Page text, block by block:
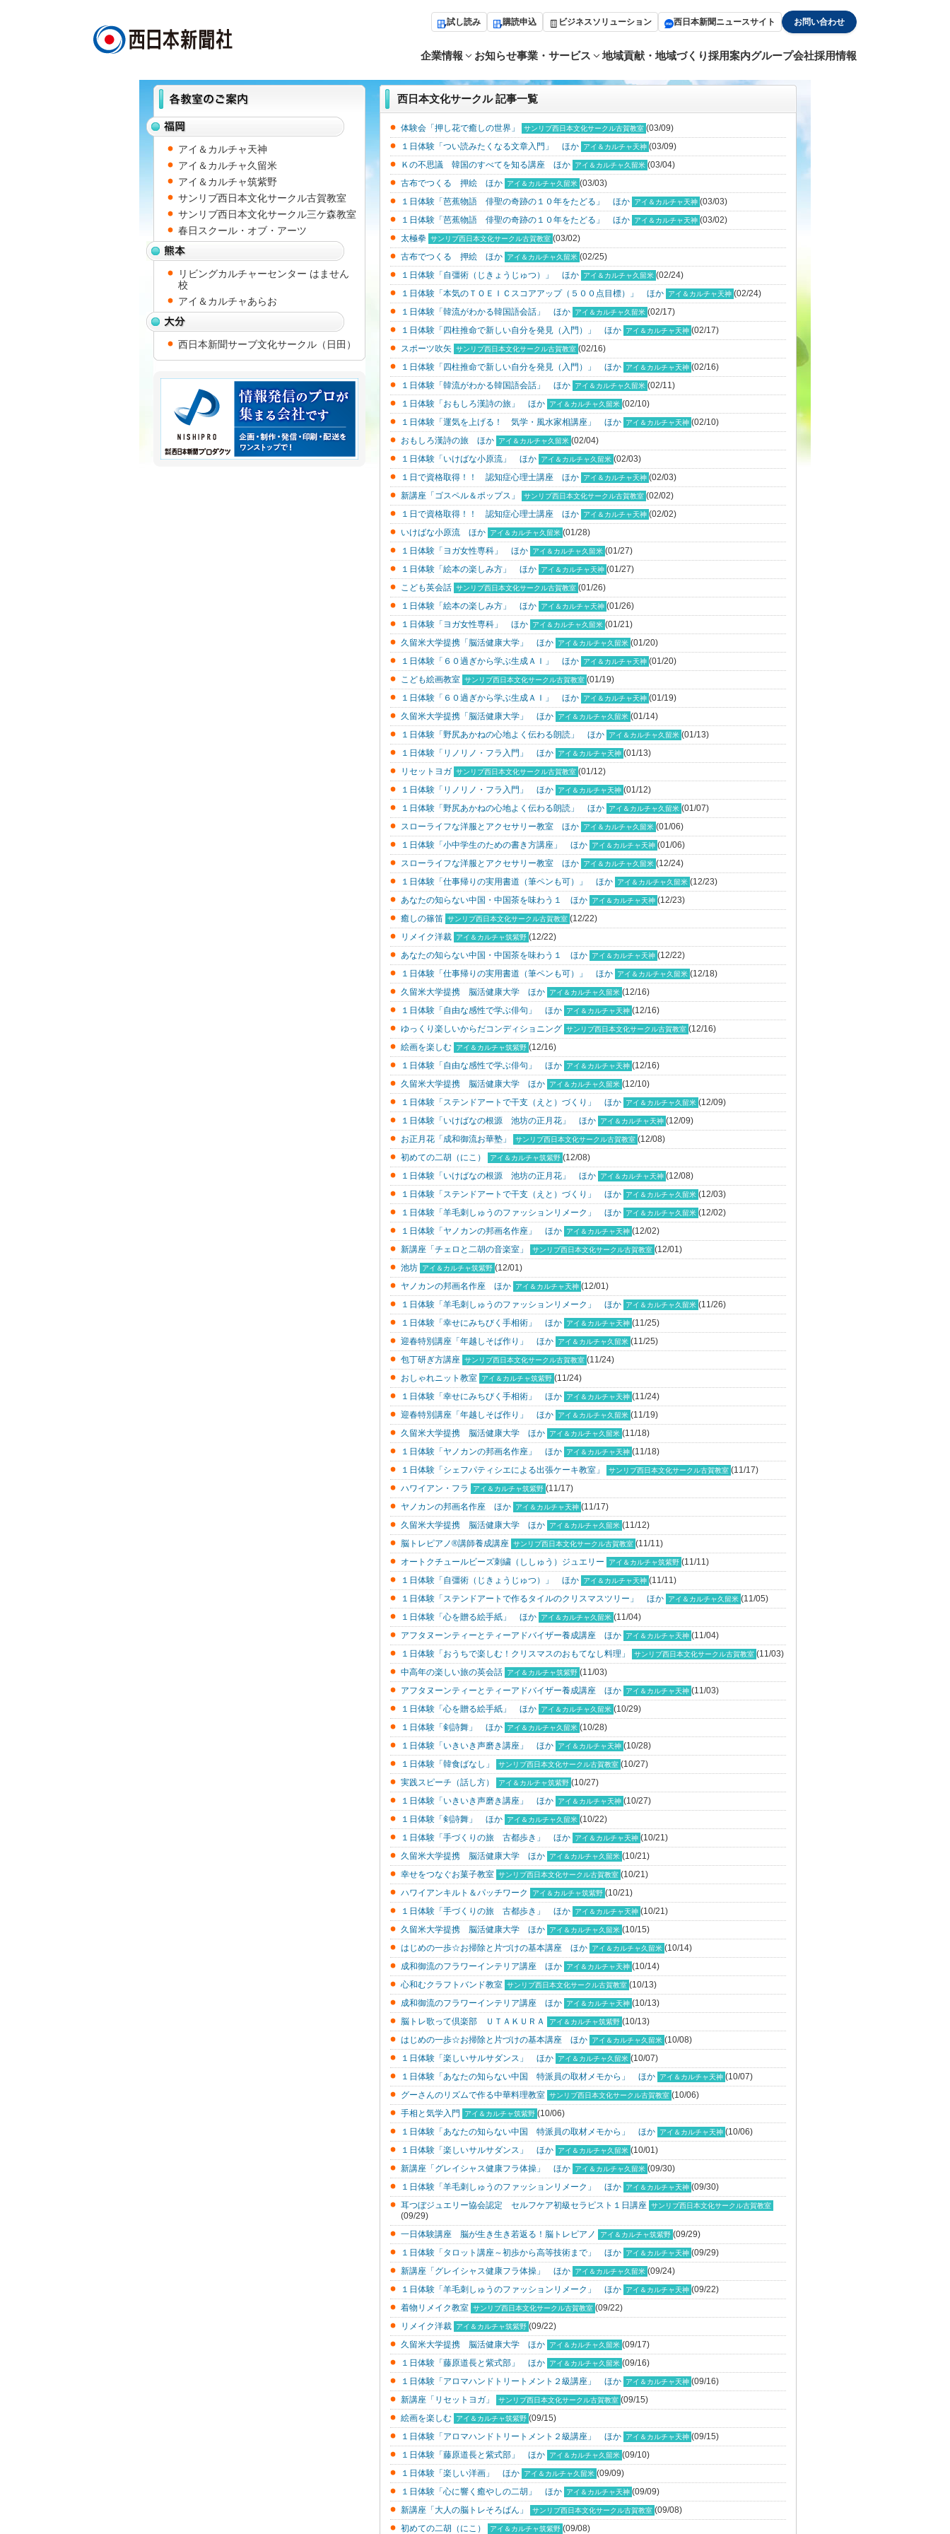
試し読み 購読申込 ビジネスソリューション 西日本新聞ニュースサイト お問い合わせ
企業情報 お知らせ事業・サービス 地域貢献・地域づくり採用案内グループ会社採用情報
西日本文化サークル 記事一覧
体験会「押し花で癒しの世界」 サンリブ西日本文化サークル古賀教室 (03/09)
１日体験「つい読みたくなる文章入門」 ほか
アイ＆カルチャ天神 (03/09)
Ｋの不思議 韓国のすべてを知る講座 ほか
アイ＆カルチャ久留米 (03/04)
古布でつくる 押絵 ほか
アイ＆カルチャ久留米 (03/03)
１日体験「芭蕉物語 俳聖の奇跡の１０年をたどる」 ほか
アイ＆カルチャ天神 (03/03)
１日体験「芭蕉物語 俳聖の奇跡の１０年をたどる」 ほか
アイ＆カルチャ天神 (03/02)
太極拳 サンリブ西日本文化サークル古賀教室 (03/02)
古布でつくる 押絵 ほか
アイ＆カルチャ久留米 (02/25)
１日体験「自彊術（じきょうじゅつ）」 ほか
アイ＆カルチャ久留米 (02/24)
１日体験「本気のＴＯＥＩＣスコアアップ（５００点目標）」 ほか
アイ＆カルチャ天神 (02/24)
１日体験「韓流がわかる韓国語会話」 ほか
アイ＆カルチャ久留米 (02/17)
１日体験「四柱推命で新しい自分を発見（入門）」 ほか
アイ＆カルチャ天神 (02/17)
スポーツ吹矢
サンリブ西日本文化サークル古賀教室 (02/16)
１日体験「四柱推命で新しい自分を発見（入門）」 ほか
アイ＆カルチャ天神 (02/16)
１日体験「韓流がわかる韓国語会話」 ほか
アイ＆カルチャ久留米 (02/11)
１日体験「おもしろ漢詩の旅」 ほか
アイ＆カルチャ久留米 (02/10)
１日体験「運気を上げる！ 気学・風水家相講座」 ほか
アイ＆カルチャ天神 (02/10)
おもしろ漢詩の旅 ほか
アイ＆カルチャ久留米 (02/04)
１日体験「いけばな小原流」 ほか
アイ＆カルチャ久留米 (02/03)
１日で資格取得！！ 認知症心理士講座 ほか
アイ＆カルチャ天神 (02/03)
新講座「ゴスペル＆ポップス」
サンリブ西日本文化サークル古賀教室 (02/02)
１日で資格取得！！ 認知症心理士講座 ほか
アイ＆カルチャ天神 (02/02)
いけばな小原流 ほか
アイ＆カルチャ久留米 (01/28)
１日体験「ヨガ女性専科」 ほか
アイ＆カルチャ久留米 (01/27)
１日体験「絵本の楽しみ方」 ほか
アイ＆カルチャ天神 (01/27)
こども英会話 サンリブ西日本文化サークル古賀教室 (01/26)
１日体験「絵本の楽しみ方」 ほか
アイ＆カルチャ天神 (01/26)
１日体験「ヨガ女性専科」 ほか
アイ＆カルチャ久留米 (01/21)
久留米大学提携「脳活健康大学」 ほか
アイ＆カルチャ久留米 (01/20)
１日体験「６０過ぎから学ぶ生成ＡＩ」 ほか
アイ＆カルチャ天神 (01/20)
こども絵画教室 サンリブ西日本文化サークル古賀教室 (01/19)
１日体験「６０過ぎから学ぶ生成ＡＩ」 ほか
アイ＆カルチャ天神 (01/19)
久留米大学提携「脳活健康大学」 ほか
アイ＆カルチャ久留米 (01/14)
１日体験「野尻あかねの心地よく伝わる朗読」 ほか
アイ＆カルチャ久留米 (01/13)
１日体験「リノリノ・フラ入門」 ほか
アイ＆カルチャ天神 (01/13)
リセットヨガ サンリブ西日本文化サークル古賀教室 (01/12)
１日体験「リノリノ・フラ入門」 ほか
アイ＆カルチャ天神 (01/12)
１日体験「野尻あかねの心地よく伝わる朗読」 ほか
アイ＆カルチャ久留米 (01/07)
スローライフな洋服とアクセサリー教室 ほか
アイ＆カルチャ久留米 (01/06)
１日体験「小中学生のための書き方講座」 ほか
アイ＆カルチャ天神 (01/06)
スローライフな洋服とアクセサリー教室 ほか
アイ＆カルチャ久留米 (12/24)
１日体験「仕事帰りの実用書道（筆ペンも可）」 ほか
アイ＆カルチャ久留米 (12/23)
あなたの知らない中国・中国茶を味わう１ ほか
アイ＆カルチャ天神 (12/23)
癒しの篠笛 サンリブ西日本文化サークル古賀教室 (12/22)
リメイク洋裁
アイ＆カルチャ筑紫野 (12/22)
あなたの知らない中国・中国茶を味わう１ ほか
アイ＆カルチャ天神 (12/22)
１日体験「仕事帰りの実用書道（筆ペンも可）」 ほか
アイ＆カルチャ久留米 (12/18)
久留米大学提携 脳活健康大学 ほか
アイ＆カルチャ久留米 (12/16)
１日体験「自由な感性で学ぶ俳句」 ほか
アイ＆カルチャ天神 (12/16)
ゆっくり楽しいからだコンディショニング サンリブ西日本文化サークル古賀教室 (12/16)
絵画を楽しむ
アイ＆カルチャ筑紫野 (12/16)
１日体験「自由な感性で学ぶ俳句」 ほか
アイ＆カルチャ天神 (12/16)
久留米大学提携 脳活健康大学 ほか
アイ＆カルチャ久留米 (12/10)
１日体験「ステンドアートで干支（えと）づくり」 ほか
アイ＆カルチャ久留米 (12/09)
１日体験「いけばなの根源 池坊の正月花」 ほか
アイ＆カルチャ天神 (12/09)
お正月花「成和御流お華塾」
サンリブ西日本文化サークル古賀教室 (12/08)
初めての二胡（にこ）
アイ＆カルチャ筑紫野 (12/08)
１日体験「いけばなの根源 池坊の正月花」 ほか
アイ＆カルチャ天神 (12/08)
１日体験「ステンドアートで干支（えと）づくり」 ほか
アイ＆カルチャ久留米 (12/03)
１日体験「羊毛刺しゅうのファッションリメーク」 ほか
アイ＆カルチャ久留米 (12/02)
１日体験「ヤノカンの邦画名作座」 ほか
アイ＆カルチャ天神 (12/02)
新講座「チェロと二胡の音楽室」
サンリブ西日本文化サークル古賀教室 (12/01)
池坊
アイ＆カルチャ筑紫野 (12/01)
ヤノカンの邦画名作座 ほか
アイ＆カルチャ天神 (12/01)
１日体験「羊毛刺しゅうのファッションリメーク」 ほか
アイ＆カルチャ久留米 (11/26)
１日体験「幸せにみちびく手相術」 ほか
アイ＆カルチャ天神 (11/25)
迎春特別講座「年越しそば作り」 ほか
アイ＆カルチャ久留米 (11/25)
包丁研ぎ方講座 サンリブ西日本文化サークル古賀教室 (11/24)
おしゃれニット教室
アイ＆カルチャ筑紫野 (11/24)
１日体験「幸せにみちびく手相術」 ほか
アイ＆カルチャ天神 (11/24)
迎春特別講座「年越しそば作り」 ほか
アイ＆カルチャ久留米 (11/19)
久留米大学提携 脳活健康大学 ほか
アイ＆カルチャ久留米 (11/18)
１日体験「ヤノカンの邦画名作座」 ほか
アイ＆カルチャ天神 (11/18)
１日体験「シェフパティシエによる出張ケーキ教室」
サンリブ西日本文化サークル古賀教室 (11/17)
ハワイアン・フラ
アイ＆カルチャ筑紫野 (11/17)
ヤノカンの邦画名作座 ほか
アイ＆カルチャ天神 (11/17)
久留米大学提携 脳活健康大学 ほか
アイ＆カルチャ久留米 (11/12)
脳トレピアノ®講師養成講座 サンリブ西日本文化サークル古賀教室 (11/11)
オートクチュールビーズ刺繍（ししゅう）ジュエリー
アイ＆カルチャ筑紫野 (11/11)
１日体験「自彊術（じきょうじゅつ）」 ほか
アイ＆カルチャ天神 (11/11)
１日体験「ステンドアートで作るタイルのクリスマスツリー」 ほか
アイ＆カルチャ久留米 (11/05)
１日体験「心を贈る絵手紙」 ほか
アイ＆カルチャ久留米 (11/04)
アフタヌーンティーとティーアドバイザー養成講座 ほか
アイ＆カルチャ天神 (11/04)
１日体験「おうちで楽しむ！クリスマスのおもてなし料理」
サンリブ西日本文化サークル古賀教室 (11/03)
中高年の楽しい旅の英会話
アイ＆カルチャ筑紫野 (11/03)
アフタヌーンティーとティーアドバイザー養成講座 ほか
アイ＆カルチャ天神 (11/03)
１日体験「心を贈る絵手紙」 ほか
アイ＆カルチャ久留米 (10/29)
１日体験「剣詩舞」 ほか
アイ＆カルチャ久留米 (10/28)
１日体験「いきいき声磨き講座」 ほか
アイ＆カルチャ天神 (10/28)
１日体験「韓食ばなし」
サンリブ西日本文化サークル古賀教室 (10/27)
実践スピーチ（話し方）
アイ＆カルチャ筑紫野 (10/27)
１日体験「いきいき声磨き講座」 ほか
アイ＆カルチャ天神 (10/27)
１日体験「剣詩舞」 ほか
アイ＆カルチャ久留米 (10/22)
１日体験「手づくりの旅 古都歩き」 ほか
アイ＆カルチャ天神 (10/21)
久留米大学提携 脳活健康大学 ほか
アイ＆カルチャ久留米 (10/21)
幸せをつなぐお菓子教室 サンリブ西日本文化サークル古賀教室 (10/21)
ハワイアンキルト＆パッチワーク
アイ＆カルチャ筑紫野 (10/21)
１日体験「手づくりの旅 古都歩き」 ほか
アイ＆カルチャ天神 (10/21)
久留米大学提携 脳活健康大学 ほか
アイ＆カルチャ久留米 (10/15)
はじめの一歩☆お掃除と片づけの基本講座 ほか
アイ＆カルチャ久留米 (10/14)
成和御流のフラワーインテリア講座 ほか
アイ＆カルチャ天神 (10/14)
心和むクラフトバンド教室 サンリブ西日本文化サークル古賀教室 (10/13)
成和御流のフラワーインテリア講座 ほか
アイ＆カルチャ天神 (10/13)
脳トレ歌って倶楽部 ＵＴＡＫＵＲＡ
アイ＆カルチャ筑紫野 (10/13)
はじめの一歩☆お掃除と片づけの基本講座 ほか
アイ＆カルチャ久留米 (10/08)
１日体験「楽しいサルサダンス」 ほか
アイ＆カルチャ久留米 (10/07)
１日体験「あなたの知らない中国 特派員の取材メモから」 ほか
アイ＆カルチャ天神 (10/07)
グーさんのリズムで作る中華料理教室 サンリブ西日本文化サークル古賀教室 (10/06)
手相と気学入門
アイ＆カルチャ筑紫野 (10/06)
１日体験「あなたの知らない中国 特派員の取材メモから」 ほか
アイ＆カルチャ天神 (10/06)
１日体験「楽しいサルサダンス」 ほか
アイ＆カルチャ久留米 (10/01)
新講座「グレイシャス健康フラ体操」 ほか
アイ＆カルチャ久留米 (09/30)
１日体験「羊毛刺しゅうのファッションリメーク」 ほか
アイ＆カルチャ天神 (09/30)
耳つぼジュエリー協会認定 セルフケア初級セラピスト１日講座 サンリブ西日本文化サークル古賀教室
(09/29)
一日体験講座 脳が生き生き若返る！脳トレピアノ
アイ＆カルチャ筑紫野 (09/29)
１日体験「タロット講座～初歩から高等技術まで」 ほか
アイ＆カルチャ天神 (09/29)
新講座「グレイシャス健康フラ体操」 ほか
アイ＆カルチャ久留米 (09/24)
１日体験「羊毛刺しゅうのファッションリメーク」 ほか
アイ＆カルチャ天神 (09/22)
着物リメイク教室 サンリブ西日本文化サークル古賀教室 (09/22)
リメイク洋裁
アイ＆カルチャ筑紫野 (09/22)
久留米大学提携 脳活健康大学 ほか
アイ＆カルチャ久留米 (09/17)
１日体験「藤原道長と紫式部」 ほか
アイ＆カルチャ久留米 (09/16)
１日体験「アロマハンドトリートメント２級講座」 ほか
アイ＆カルチャ天神 (09/16)
新講座「リセットヨガ」
サンリブ西日本文化サークル古賀教室 (09/15)
絵画を楽しむ
アイ＆カルチャ筑紫野 (09/15)
１日体験「アロマハンドトリートメント２級講座」 ほか
アイ＆カルチャ天神 (09/15)
１日体験「藤原道長と紫式部」 ほか
アイ＆カルチャ久留米 (09/10)
１日体験「楽しい洋画」 ほか
アイ＆カルチャ久留米 (09/09)
１日体験「心に響く癒やしの二胡」 ほか
アイ＆カルチャ天神 (09/09)
新講座「大人の脳トレそろばん」
サンリブ西日本文化サークル古賀教室 (09/08)
初めての二胡（にこ）
アイ＆カルチャ筑紫野 (09/08)
アイ＆カルチャ天神
アイ＆カルチャ久留米
アイ＆カルチャ筑紫野
サンリブ西日本文化サークル古賀教室
サンリブ西日本文化サークル三ケ森教室
春日スクール・オブ・アーツ
リビングカルチャーセンター はません
校
アイ＆カルチャあらお
西日本新聞サーブ文化サークル（日田）